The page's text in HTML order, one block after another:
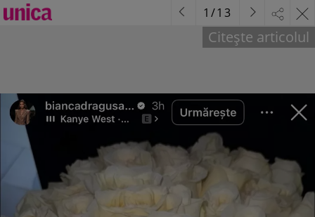
Citește articolul
1 /13